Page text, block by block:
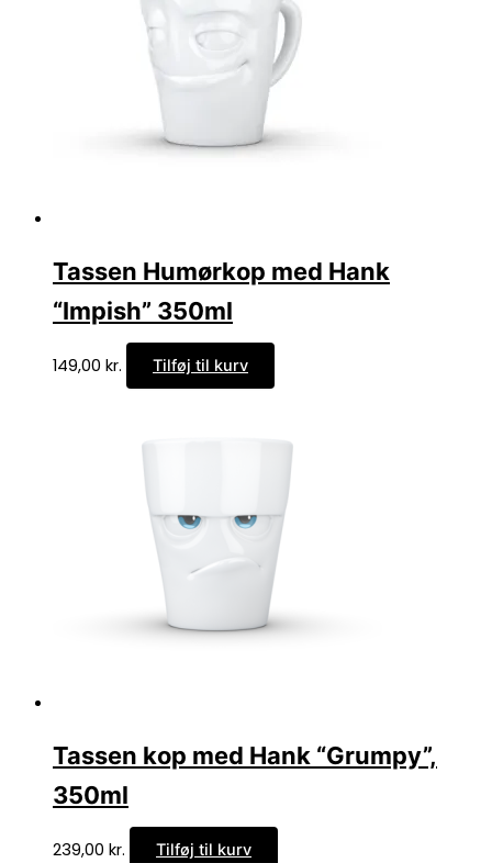
Tassen Humørkop med Hank
“Impish” 350ml
149,00 kr. Tilføj til kurv
Tassen kop med Hank “Grumpy”,
350ml
239,00 kr. Tilføj til kurv